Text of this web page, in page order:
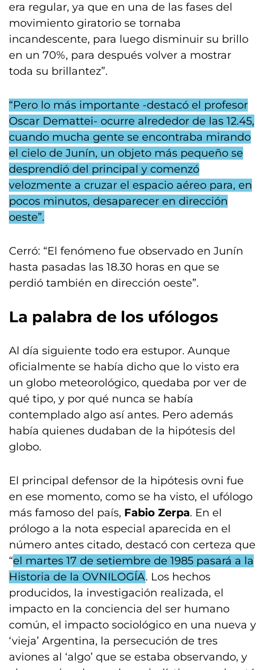
era regular, ya que en una de las fases del
movimiento giratorio se tornaba
incandescente, para luego disminuir su brillo
en un 70%, para después volver a mostrar
toda su brillantez”.
“Pero lo más importante -destacó el profesor
Oscar Demattei- ocurre alrededor de las 12.45,
cuando mucha gente se encontraba mirando
el cielo de Junín, un objeto más pequeño se
desprendió del principal y comenzó
velozmente a cruzar el espacio aéreo para, en
pocos minutos, desaparecer en dirección
oeste”.
Cerró: “El fenómeno fue observado en Junín
hasta pasadas las 18.30 horas en que se
perdió también en dirección oeste”.
La palabra de los ufólogos
Al día siguiente todo era estupor. Aunque
oficialmente se había dicho que lo visto era
un globo meteorológico, quedaba por ver de
qué tipo, y por qué nunca se había
contemplado algo así antes. Pero además
había quienes dudaban de la hipótesis del
globo.
El principal defensor de la hipótesis ovni fue
en ese momento, como se ha visto, el ufólogo
más famoso del país, Fabio Zerpa. En el
prólogo a la nota especial aparecida en el
número antes citado, destacó con certeza que
“el martes 17 de setiembre de 1985 pasará a la
Historia de la OVNILOGÍA. Los hechos
producidos, la investigación realizada, el
impacto en la conciencia del ser humano
común, el impacto sociológico en una nueva y
‘vieja’ Argentina, la persecución de tres
aviones al ‘algo’ que se estaba observando, y